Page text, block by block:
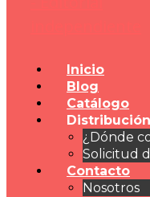
Inicio
Blog
Catálogo
Distribución
¿Dónde
Solicitud
Contacto
Nosotros